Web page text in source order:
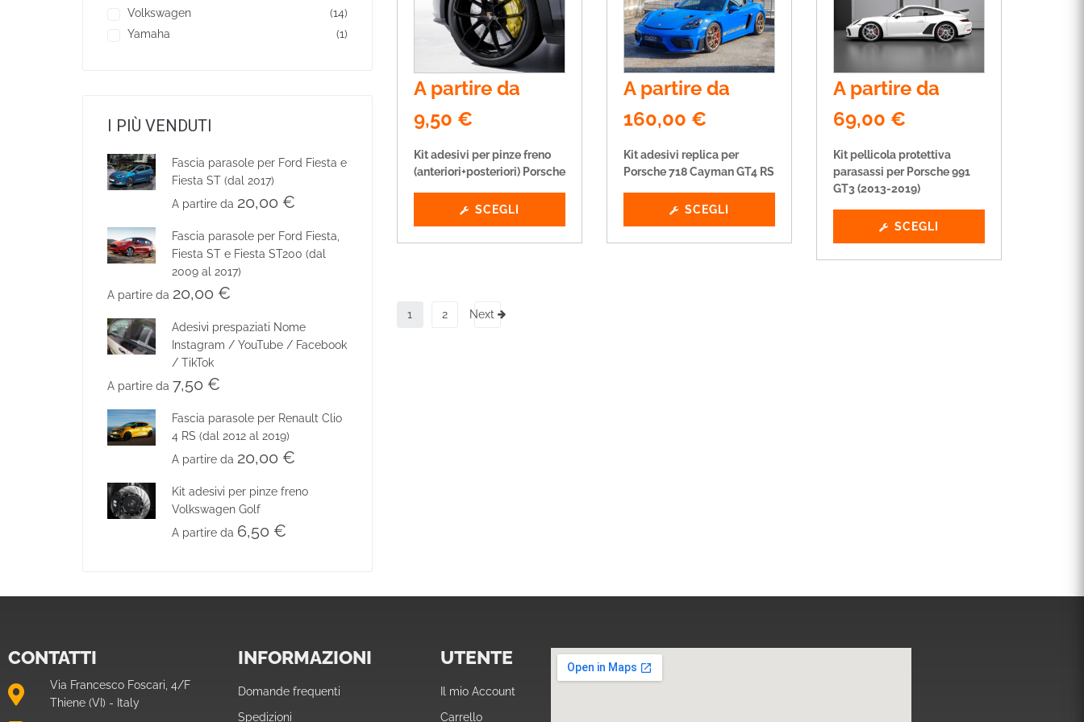
A partire da
9,50 €
Kit adesivi per pinze freno
(anteriori+posteriori) Porsche
SCEGLI
A partire da
160,00 €
Kit adesivi replica per
Porsche 718 Cayman GT4 RS
SCEGLI
A partire da
69,00 €
Kit pellicola protettiva
parasassi per Porsche 991
GT3 (2013-2019)
SCEGLI
1 2 Next
Volkswagen
(14)
Yamaha
(1)
I PIÙ VENDUTI
Fascia parasole per Ford Fiesta e
Fiesta ST (dal 2017)
A partire da 20,00 €
Fascia parasole per Ford Fiesta,
Fiesta ST e Fiesta ST200 (dal
2009 al 2017)
A partire da 20,00 €
Adesivi prespaziati Nome
Instagram / YouTube / Facebook
/ TikTok
A partire da 7,50 €
Fascia parasole per Renault Clio
4 RS (dal 2012 al 2019)
A partire da 20,00 €
Kit adesivi per pinze freno
Volkswagen Golf
A partire da 6,50 €
CONTATTI
Via Francesco Foscari, 4/F
Thiene (VI) - Italy
INFORMAZIONI
Domande frequenti
Spedizioni
UTENTE
Il mio Account
Carrello